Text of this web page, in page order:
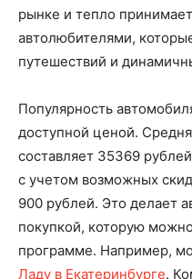
рынке и тепло
автолюбителями,
путешествий и
Популярность
доступной ценой.
составляет 35369
с учетом возможных
900 рублей. Это делает
покупкой, которую
программе. Например,
Ладу в Екатеринбурге.